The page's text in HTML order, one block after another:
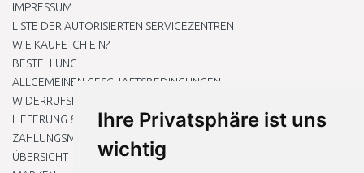
Ihre Privatsphäre ist uns
wichtig
IMPRESSUM
LISTE DER AUTORISIERTEN SERVICEZENTREN
WIE KAUFE ICH EIN?
BESTELLUNG
ALLGEMEINEN GESCHÄFTSBEDINGUNGEN
WIDERRUFSRECHT
LIEFERUNG & ZAHLUNG
ZAHLUNGSMETHODEN
ÜBERSICHT